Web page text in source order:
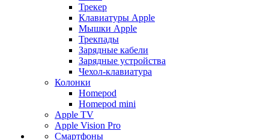
Трекер
Клавиатуры Apple
Мышки Apple
Трекпады
Зарядные кабели
Зарядные устройства
Чехол-клавиатура
Колонки
Homepod
Homepod mini
Apple TV
Apple Vision Pro
Смартфоны